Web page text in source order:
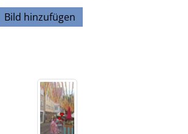
Bild hinzufügen